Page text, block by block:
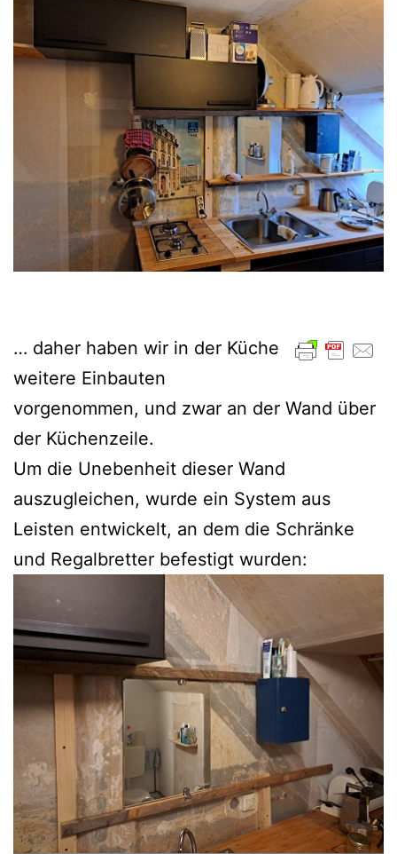
… daher haben wir in der Küche
weitere Einbauten
vorgenommen, und zwar an der Wand über
der Küchenzeile.
Um die Unebenheit dieser Wand
auszugleichen, wurde ein System aus
Leisten entwickelt, an dem die Schränke
und Regalbretter befestigt wurden: